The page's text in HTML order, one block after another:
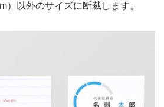
）以外のサイズに断裁します。